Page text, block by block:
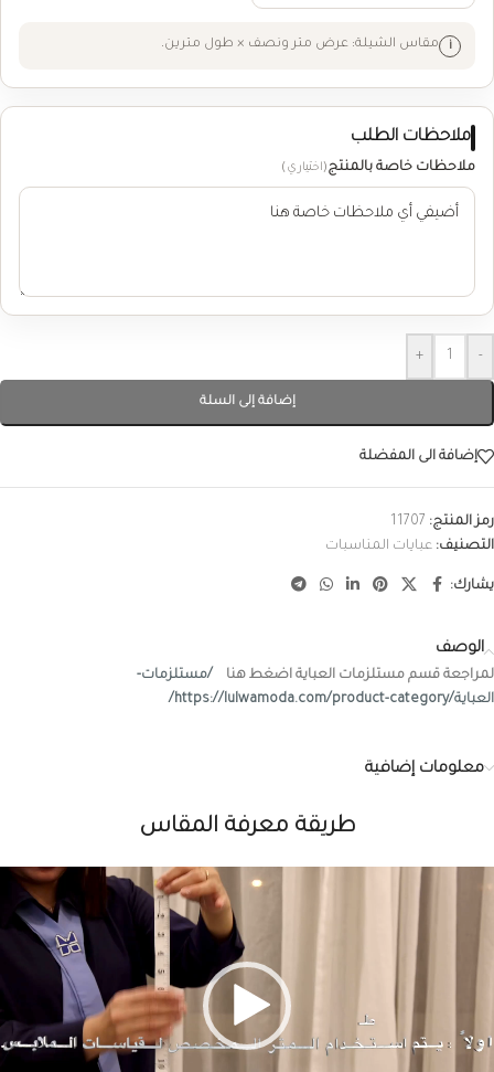
مقاس الشيلة: عرض متر ونصف × طول مترين.
ملاحظات الطلب
ملاحظات خاصة بالمنتج(اختياري)
-
+
إضافة إلى السلة
إضافة الى المفضلة
رمز المنتج: 11707
التصنيف: عبايات المناسبات
يشارك:
الوصف
لمراجعة قسم مستلزمات العباية اضغط هنا
/مستلزمات-
العباية/https://lulwamoda.com/product-category/
معلومات إضافية
طريقة معرفة المقاس